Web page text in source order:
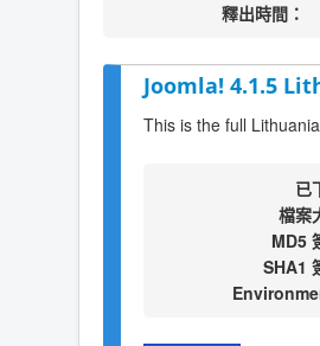
釋出時間：
Joomla! 4.1.5
This is the full
已
檔案
MD5
SHA1